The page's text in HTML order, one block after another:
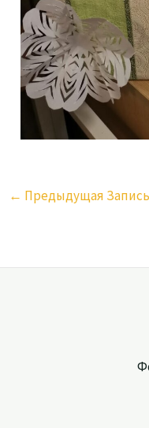
← Предыдущая Запись